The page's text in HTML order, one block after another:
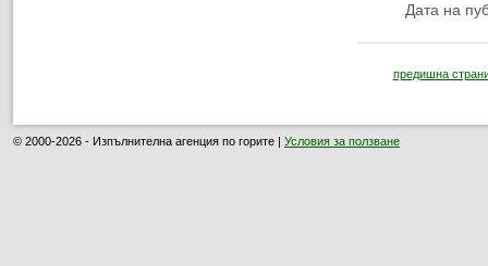
Дата на
предишна
© 2000-2026 - Изпълнителна агенция по горите | Условия за ползване